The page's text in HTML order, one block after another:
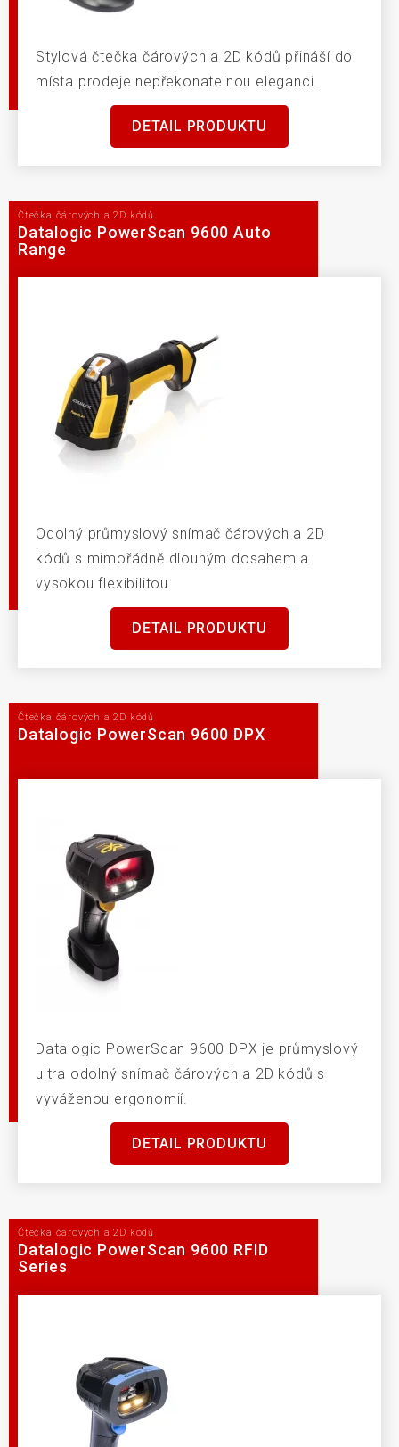
Stylová čtečka čárových a 2D kódů přináší do
místa prodeje nepřekonatelnou eleganci.
DETAIL PRODUKTU
Čtečka čárových a 2D kódů
Datalogic PowerScan 9600 Auto
Range
Odolný průmyslový snímač čárových a 2D
kódů s mimořádně dlouhým dosahem a
vysokou flexibilitou.
DETAIL PRODUKTU
Čtečka čárových a 2D kódů
Datalogic PowerScan 9600 DPX
Datalogic PowerScan 9600 DPX je průmyslový
ultra odolný snímač čárových a 2D kódů s
vyváženou ergonomií.
DETAIL PRODUKTU
Čtečka čárových a 2D kódů
Datalogic PowerScan 9600 RFID
Series